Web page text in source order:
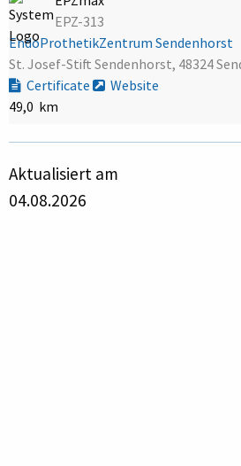
EPZ-313
EndoProthetikZentrum Sendenhorst
St. Josef-Stift Sendenhorst, 48324
Certificate
Website
49,0 km
Aktualisiert am
04.08.2026